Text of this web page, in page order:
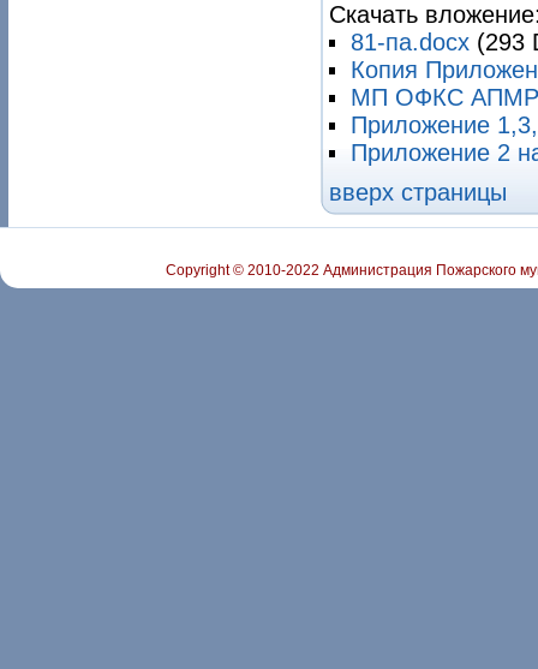
Скачать
81-па.docx (293
Копия
МП ОФКС АПМР
Приложение
Приложение 2
вверх страницы
Copyright © 2010-2022 Администрация Пожарского